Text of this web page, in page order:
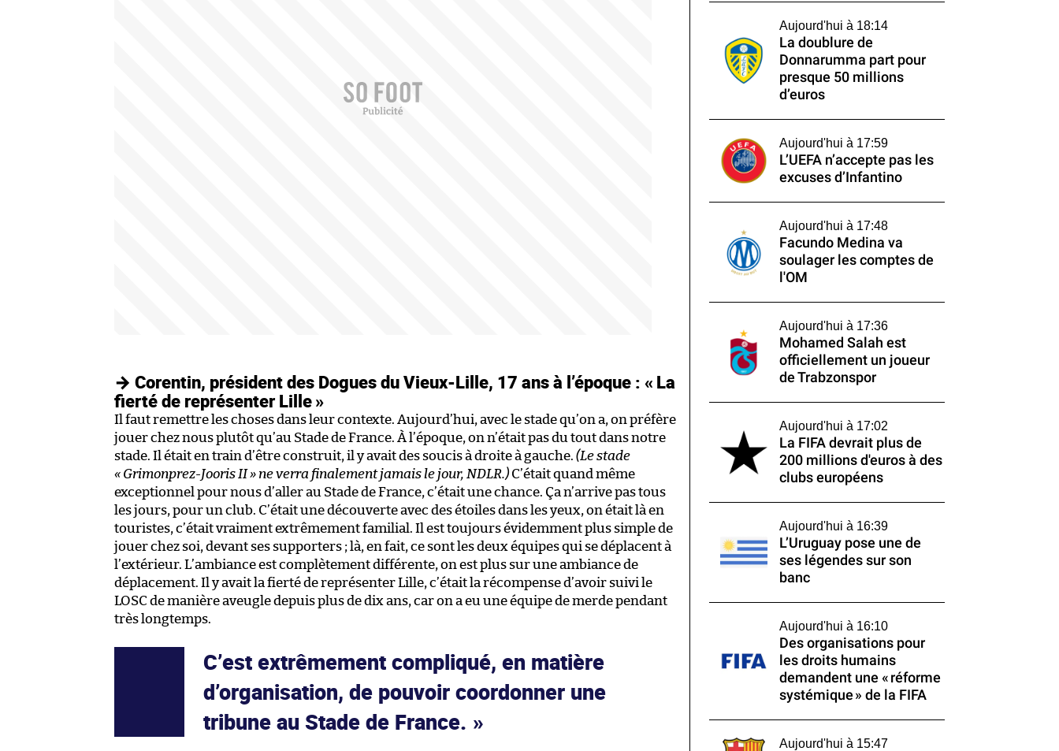
→ Corentin, président des Dogues du Vieux-Lille, 17 ans à l’époque : « La
fierté de représenter Lille »
Il faut remettre les choses dans leur contexte. Aujourd’hui, avec le stade qu’on a, on préfère
jouer chez nous plutôt qu’au Stade de France. À l’époque, on n’était pas du tout dans notre
stade. Il était en train d’être construit, il y avait des soucis à droite à gauche. (Le stade
« Grimonprez-Jooris II » ne verra finalement jamais le jour, NDLR.) C’était quand même
exceptionnel pour nous d’aller au Stade de France, c’était une chance. Ça n’arrive pas tous
les jours, pour un club. C’était une découverte avec des étoiles dans les yeux, on était là en
touristes, c’était vraiment extrêmement familial. Il est toujours évidemment plus simple de
jouer chez soi, devant ses supporters ; là, en fait, ce sont les deux équipes qui se déplacent à
l’extérieur. L’ambiance est complètement différente, on est plus sur une ambiance de
déplacement. Il y avait la fierté de représenter Lille, c’était la récompense d’avoir suivi le
LOSC de manière aveugle depuis plus de dix ans, car on a eu une équipe de merde pendant
très longtemps.
C’est extrêmement compliqué, en matière
d’organisation, de pouvoir coordonner une
tribune au Stade de France.
Aujourd'hui à 18:14
La doublure de
Donnarumma part pour
presque 50 millions
d’euros
Aujourd'hui à 17:59
L’UEFA n’accepte pas les
excuses d’Infantino
Aujourd'hui à 17:48
Facundo Medina va
soulager les comptes de
l'OM
Aujourd'hui à 17:36
Mohamed Salah est
officiellement un joueur
de Trabzonspor
Aujourd'hui à 17:02
La FIFA devrait plus de
200 millions d'euros à des
clubs européens
Aujourd'hui à 16:39
L’Uruguay pose une de
ses légendes sur son
banc
Aujourd'hui à 16:10
Des organisations pour
les droits humains
demandent une « réforme
systémique » de la FIFA
Aujourd'hui à 15:47